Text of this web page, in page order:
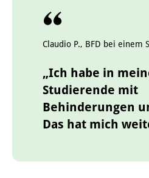
Claudio P., BFD bei einem
„Ich habe in
Studierende mit
Behinderungen
Das hat mich